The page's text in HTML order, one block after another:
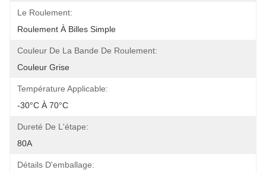
Le Roulement:
Roulement À Billes Simple
Couleur De La Bande De Roulement:
Couleur Grise
Température Applicable:
-30°C À 70°C
Dureté De L'étape:
80A
Détails D'emballage: